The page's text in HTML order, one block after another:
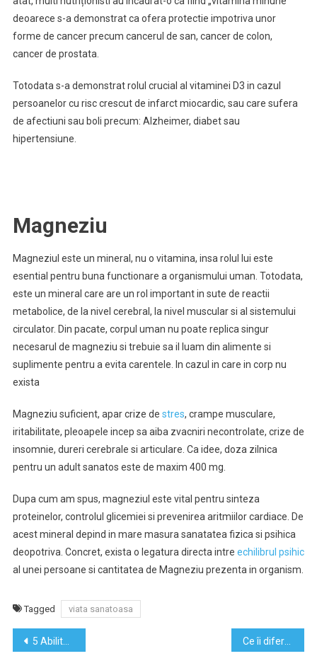
deoarece s-a demonstrat ca ofera protectie impotriva unor
forme de cancer precum cancerul de san, cancer de colon,
cancer de prostata.
Totodata s-a demonstrat rolul crucial al vitaminei D3 in cazul
persoanelor cu risc crescut de infarct miocardic, sau care sufera
de afectiuni sau boli precum: Alzheimer, diabet sau
hipertensiune.
Magneziu
Magneziul este un mineral, nu o vitamina, insa rolul lui este
esential pentru buna functionare a organismului uman. Totodata,
este un mineral care are un rol important in sute de reactii
metabolice, de la nivel cerebral, la nivel muscular si al sistemului
circulator. Din pacate, corpul uman nu poate replica singur
necesarul de magneziu si trebuie sa il luam din alimente si
suplimente pentru a evita carentele. In cazul in care in corp nu
exista
Magneziu suficient, apar crize de stres, crampe musculare,
iritabilitate, pleoapele incep sa aiba zvacniri necontrolate, crize de
insomnie, dureri cerebrale si articulare. Ca idee, doza zilnica
pentru un adult sanatos este de maxim 400 mg.
Dupa cum am spus, magneziul este vital pentru sinteza
proteinelor, controlul glicemiei si prevenirea aritmiilor cardiace. De
acest mineral depind in mare masura sanatatea fizica si psihica
deopotriva. Concret, exista o legatura directa intre echilibrul psihic
al unei persoane si cantitatea de Magneziu prezenta in organism.
Tagged viata sanatoasa
Navigare
5 Abilitati esentiale pentru orice angajat Ce îi diferențiază pe oamenii care fac față stresului de cei care ajung în pragul depresiei